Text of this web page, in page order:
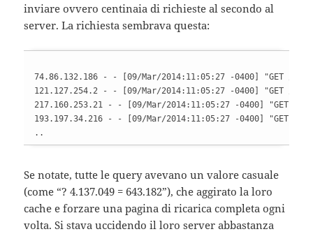
inviare ovvero centinaia di richieste al secondo al
server. La richiesta sembrava questa:
74.86.132.186 - - [09/Mar/2014:11:05:27 -0400] "GET /
121.127.254.2 - - [09/Mar/2014:11:05:27 -0400] "GET /
217.160.253.21 - - [09/Mar/2014:11:05:27 -0400] "GET /
193.197.34.216 - - [09/Mar/2014:11:05:27 -0400] "GET /
..
Se notate, tutte le query avevano un valore casuale
(come “? 4.137.049 = 643.182”), che aggirato la loro
cache e forzare una pagina di ricarica completa ogni
volta. Si stava uccidendo il loro server abbastanza